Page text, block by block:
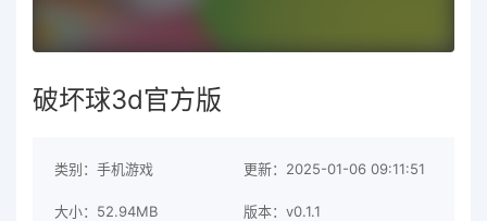
破坏球3d官方版
类别：手机游戏 更新：2025-01-06 09:11:51
大小：52.94MB 版本：v0.1.1